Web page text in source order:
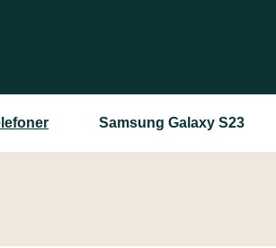
Samsung Galaxy S23